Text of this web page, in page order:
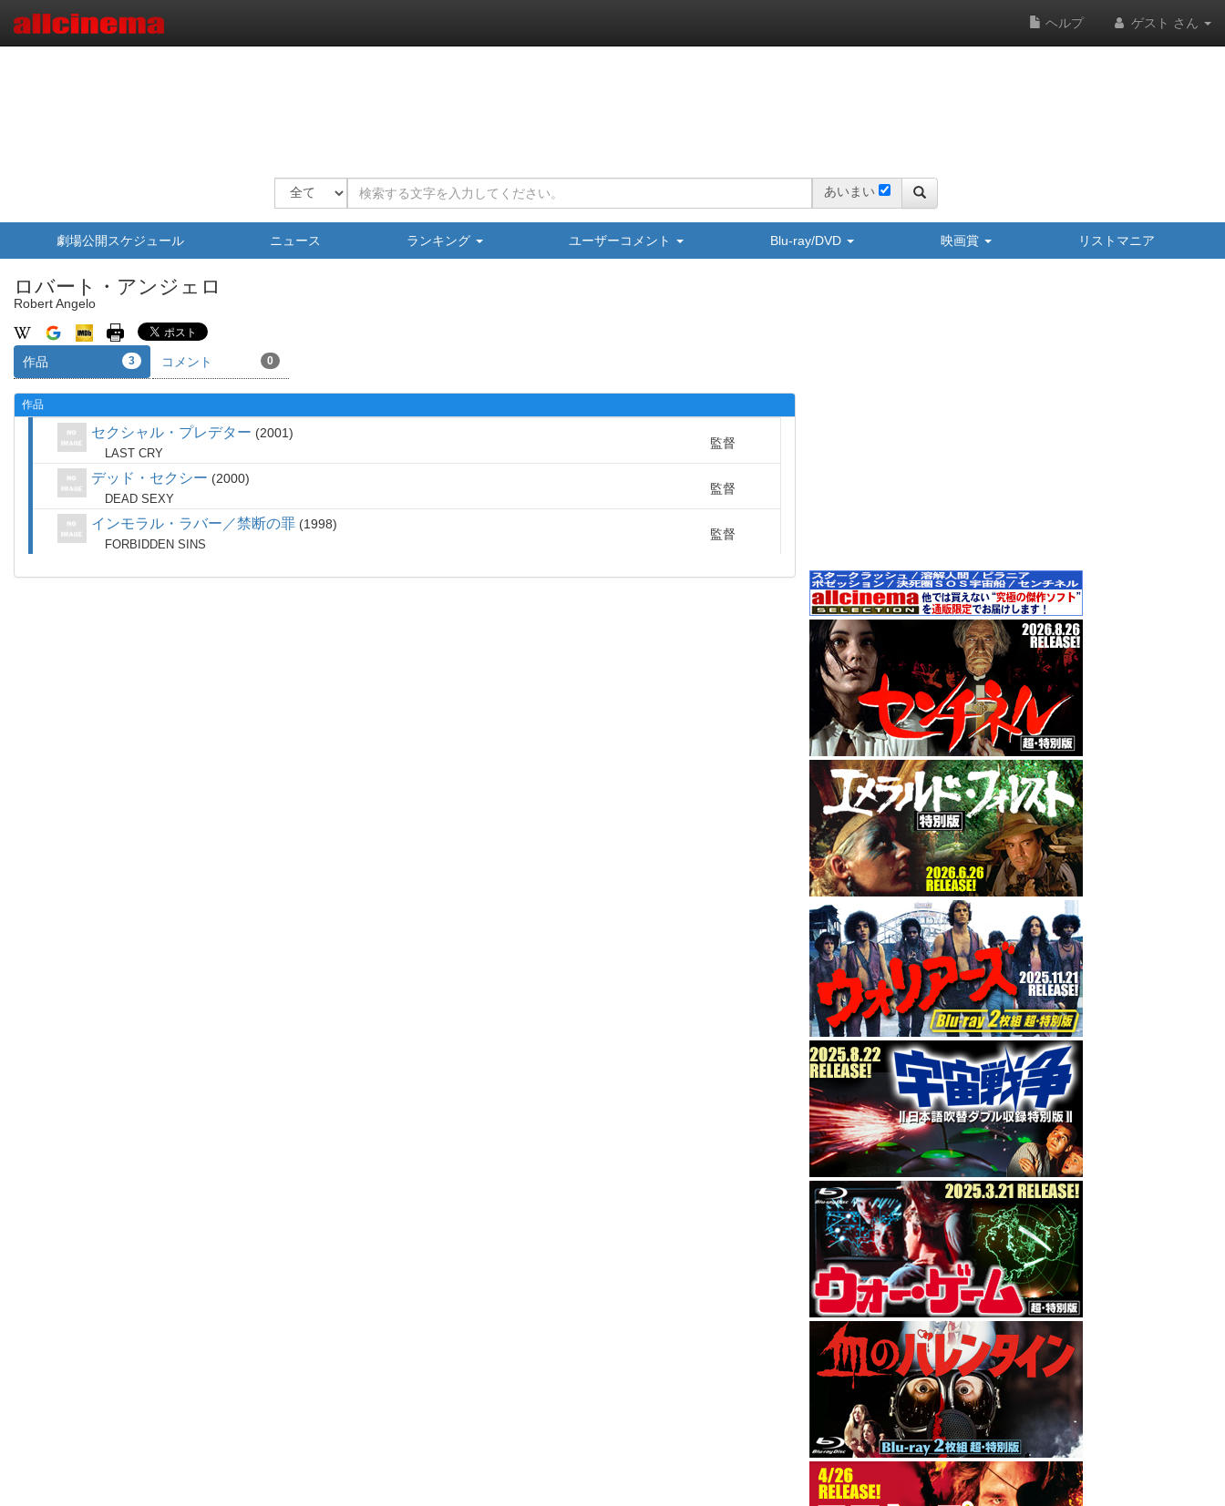
ヘルプ ゲスト さん
あいまい
劇場公開スケジュール ニュース ランキング ユーザーコメント Blu-ray/DVD 映画賞 リストマニア
ロバート・アンジェロ
Robert Angelo
作品 3 コメント 0
作品
セクシャル・プレデター 2001
LAST CRY
監督
デッド・セクシー 2000
DEAD SEXY
監督
インモラル・ラバー／禁断の罪 1998
FORBIDDEN SINS
監督